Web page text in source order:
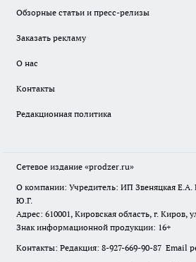
Обзорные статьи и пресс-релизы
Заказать рекламу
О нас
Контакты
Редакционная политика
Сетевое издание «prodzer.ru»
О компании: Учредитель: ИП Звеняцкая Е.А.
Ю.Г.
Адрес: 610001, Кировская область, г. Киров,
Знак информационной продукции: 16+
Контакты: Редакция: 8-927-669-90-87 Email